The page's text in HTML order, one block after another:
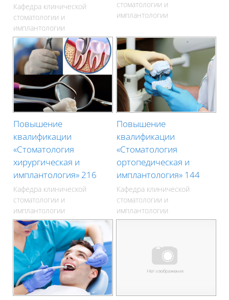
Кафедра клинической
стоматологии и
имплантологии
стоматологии и
имплантологии
Повышение
квалификации
«Стоматология
хирургическая и
имплантология» 216
Кафедра клинической
стоматологии и
имплантологии
Повышение
квалификации
«Стоматология
ортопедическая и
имплантология» 144
Кафедра клинической
стоматологии и
имплантологии